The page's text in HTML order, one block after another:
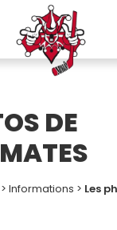
DE
> Informations > Les